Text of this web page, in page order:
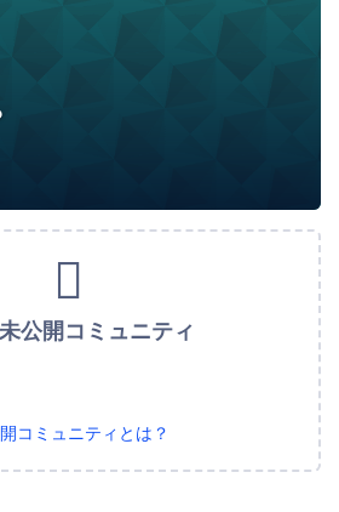
公開コミュニティ
コミュニティとは？